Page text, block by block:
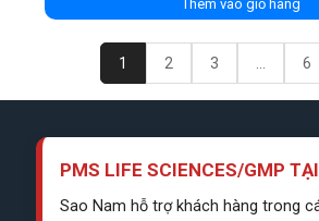
Thêm vào giỏ hàng
1 2 3 6
PMS LIFE SCIENCES/GMP
Sao Nam hỗ trợ khách hàng trong